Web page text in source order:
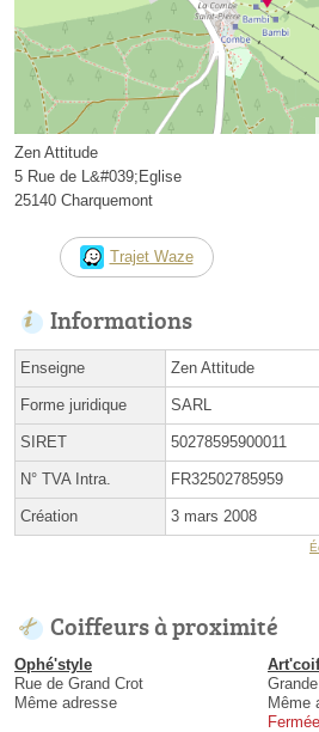
Zen Attitude
5 Rue de L&#039;Eglise
25140 Charquemont
Trajet Waze
Informations
Enseigne Zen Attitude
Forme juridique SARL
SIRET 50278595900011
N° TVA Intra. FR32502785959
Création 3 mars 2008
Coiffeurs à proximité
Ophé'style
Rue de Grand Crot
Même adresse
Même